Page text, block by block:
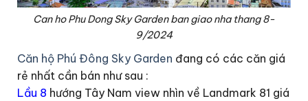
Can ho Phu Dong Sky Garden ban giao nha thang 8-
9/2024
Căn hộ Phú Đông Sky Garden đang có các căn giá
rẻ nhất cần bán như sau :
Lầu 8 hướng Tây Nam view nhìn về Landmark 81 giá